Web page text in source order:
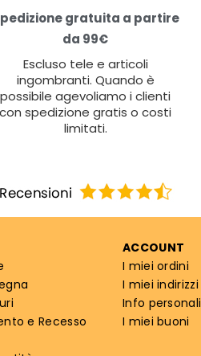
gratuita a partire
da 99€
Escluso tele e articoli
ingombranti. Quando è
possibile agevoliamo i clienti
con spedizione gratis o costi
limitati.
e Recesso
ACCOUNT
I miei ordini
I miei indirizzi
Info personali
I miei buoni